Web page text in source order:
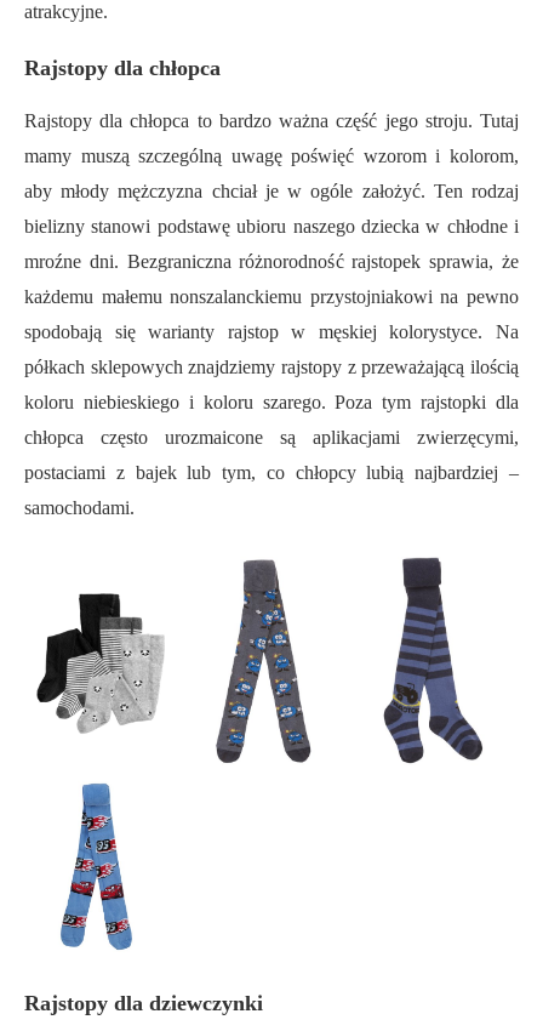
atrakcyjne.
Rajstopy dla chłopca
Rajstopy dla chłopca to bardzo ważna część jego stroju. Tutaj
mamy muszą szczególną uwagę poświęć wzorom i kolorom,
aby młody mężczyzna chciał je w ogóle założyć. Ten rodzaj
bielizny stanowi podstawę ubioru naszego dziecka w chłodne i
mroźne dni. Bezgraniczna różnorodność rajstopek sprawia, że
każdemu małemu nonszalanckiemu przystojniakowi na pewno
spodobają się warianty rajstop w męskiej kolorystyce. Na
półkach sklepowych znajdziemy rajstopy z przeważającą ilością
koloru niebieskiego i koloru szarego. Poza tym rajstopki dla
chłopca często urozmaicone są aplikacjami zwierzęcymi,
postaciami z bajek lub tym, co chłopcy lubią najbardziej –
samochodami.
Rajstopy dla dziewczynki